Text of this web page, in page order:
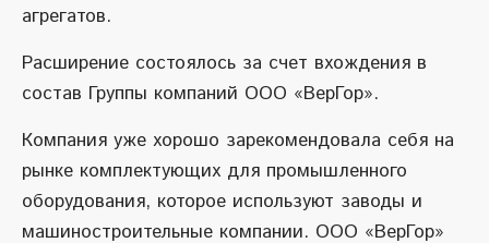
агрегатов.
Расширение состоялось за счет вхождения в
состав Группы компаний ООО «ВерГор».
Компания уже хорошо зарекомендовала себя на
рынке комплектующих для промышленного
оборудования, которое используют заводы и
машиностроительные компании. ООО «ВерГор»